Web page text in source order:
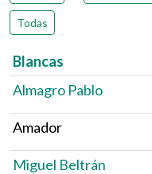
Todas
Blancas
Almagro Pablo
Amador
Miguel Beltrán